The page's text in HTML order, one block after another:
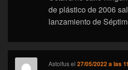
de plástico de 2006
lanzamiento de
Astolfusel27/05/2022 a las